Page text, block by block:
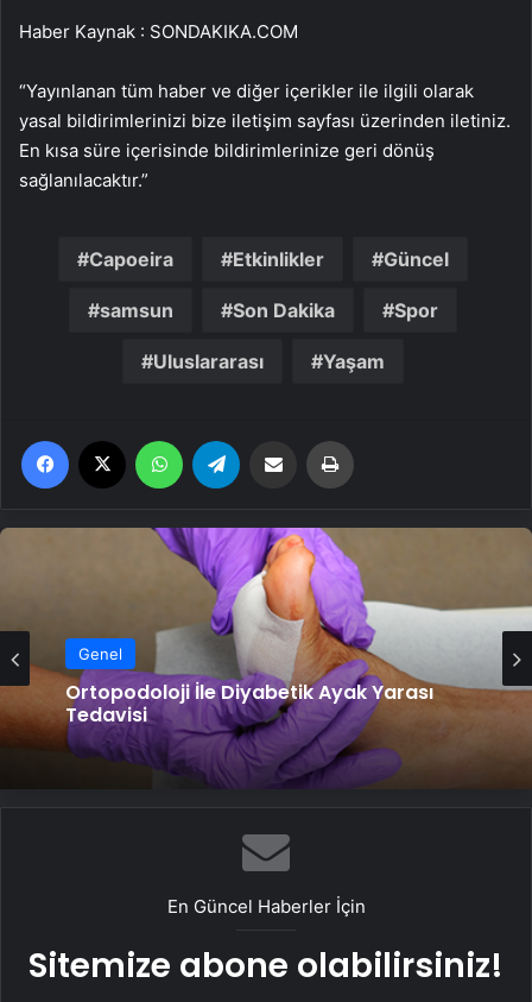
Haber Kaynak : SONDAKIKA.COM
“Yayınlanan tüm haber ve diğer içerikler ile ilgili olarak
yasal bildirimlerinizi bize iletişim sayfası üzerinden iletiniz.
En kısa süre içerisinde bildirimlerinize geri dönüş
sağlanılacaktır.”
Capoeira Etkinlikler Güncel
samsun Son Dakika Spor
Uluslararası Yaşam
Facebook WhatsApp Email'den paylaş
Genel
Ortopodoloji İle Diyabetik Ayak Yarası
Tedavisi
En Güncel Haberler İçin
Sitemize abone olabilirsiniz!